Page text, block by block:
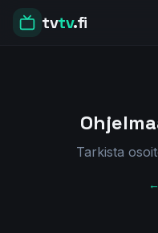
tvtv.fi
Tarkista